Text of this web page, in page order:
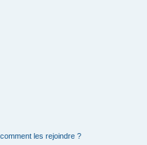
les rejoindre ?